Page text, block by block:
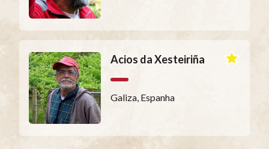
Acios da Xesteiriña
Galiza, Espanha